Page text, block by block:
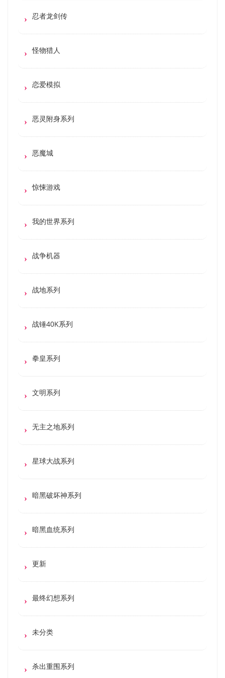
忍者龙剑传
怪物猎人
恋爱模拟
恶灵附身系列
恶魔城
惊悚游戏
我的世界系列
战争机器
战地系列
战锤40K系列
拳皇系列
文明系列
无主之地系列
星球大战系列
暗黑破坏神系列
暗黑血统系列
更新
最终幻想系列
未分类
杀出重围系列